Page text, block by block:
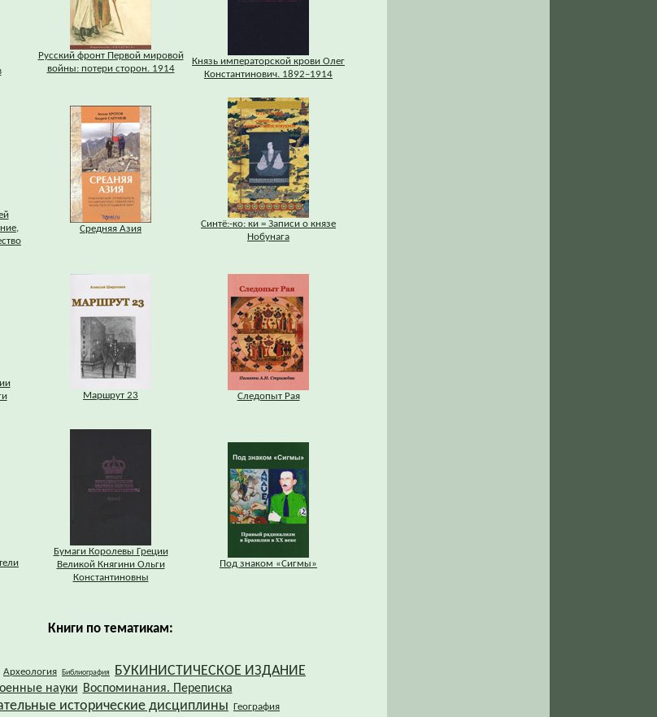
Русский фронт Первой мировой
войны: потери сторон. 1914
Князь императорской крови Олег
Константинович. 1892–1914
Средняя Азия
Синтё:-ко: ки = Записи о князе
Нобунага
Маршрут 23 Следопыт Рая
Бумаги Королевы Греции
Великой Княгини Ольги
Константиновны
Под знаком «Сигмы»
Книги по тематикам:
Археология Библиография БУКИНИСТИЧЕСКОЕ ИЗДАНИЕ
науки Воспоминания. Переписка
исторические дисциплины География